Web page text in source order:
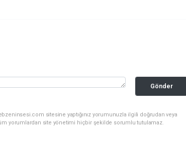
Gönder
sitesine yaptığınız yorumunuzla ilgili doğrudan veya
yorumlardan site yönetimi hiçbir şekilde sorumlu tutulamaz.